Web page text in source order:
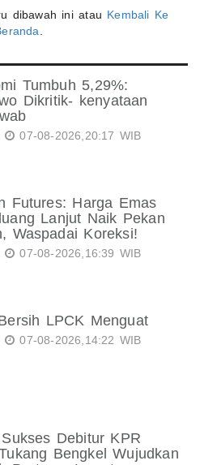
dibawah ini atau Kembali Ke
Tumbuh 5,29%:
Dikritik- kenyataan
07-08-2026,20:17 WIB
Futures: Harga Emas
Lanjut Naik Pekan
Waspadai Koreksi!
07-08-2026,16:39 WIB
LPCK Menguat
07-08-2026,14:22 WIB
Debitur KPR
Bengkel Wujudkan